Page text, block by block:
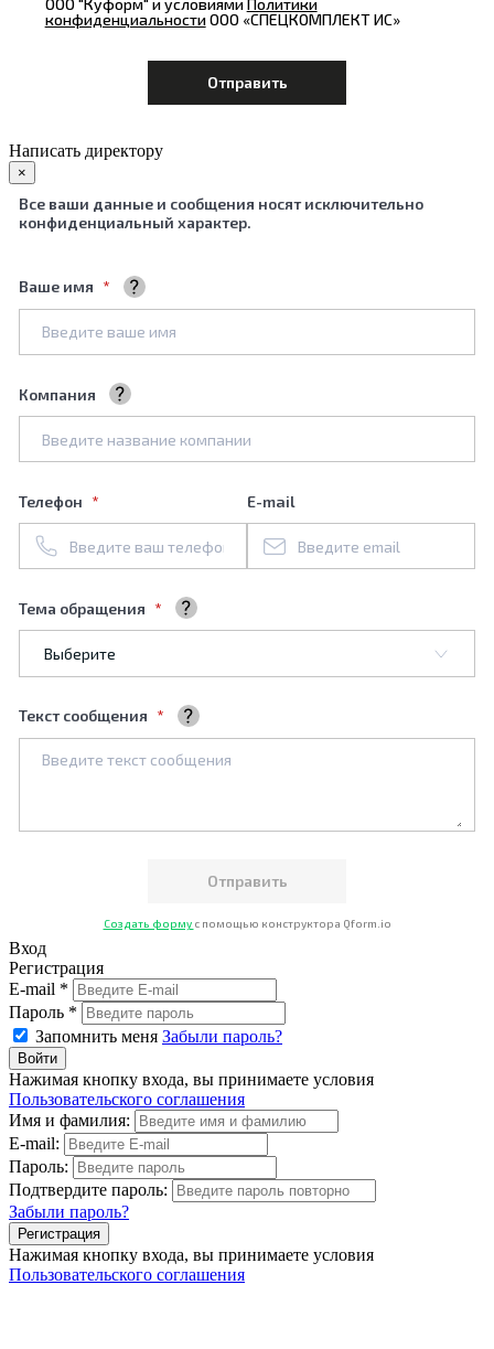
конфиденциальностиООО «СПЕЦКОМПЛЕКТ ИС»
Написать директору
×
Все ваши данные и сообщения носят исключительно
конфиденциальный характер.
Ваше имя
Компания
Телефон E-mail
Тема обращения
Выберите тему обращения
Текст сообщения
Создать форму с помощью конструктора Qform.io
Вход
Регистрация
E-mail *
Пароль *
Запомнить меня Забыли пароль?
Нажимая кнопку входа, вы принимаете условия
Пользовательского соглашения
Имя и фамилия:
E-mail:
Пароль:
Подтвердите пароль:
Забыли пароль?
Нажимая кнопку входа, вы принимаете условия
Пользовательского соглашения